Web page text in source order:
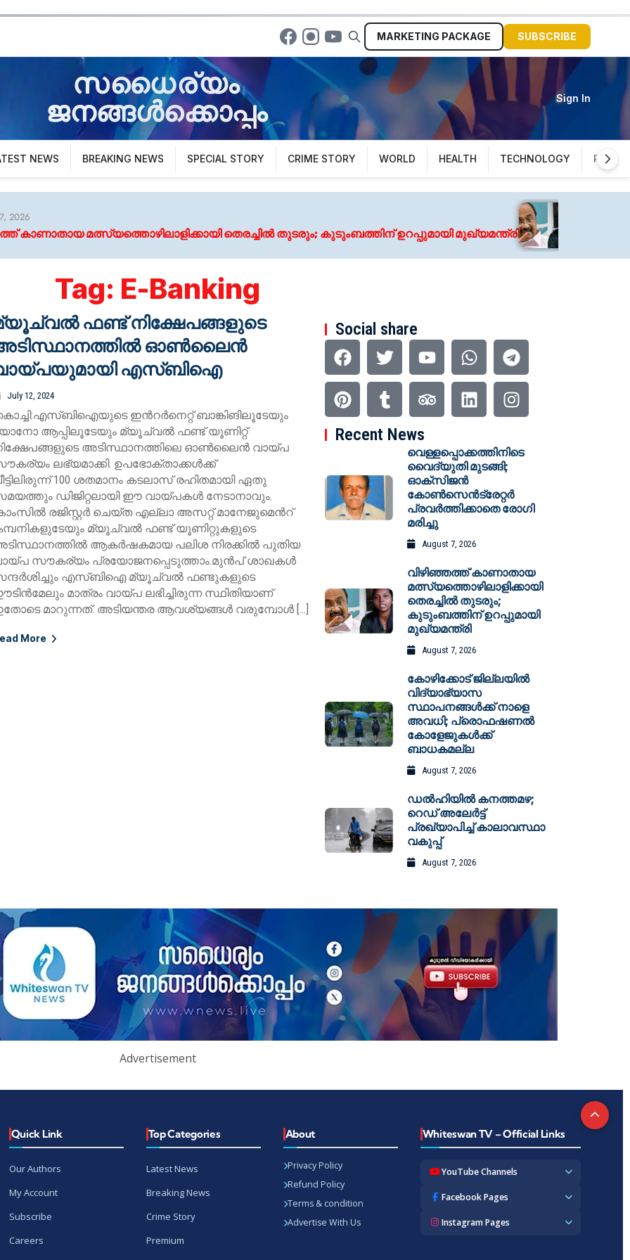
MARKETING PACKAGE SUBSCRIBE
സധൈര്യം
ജനങ്ങൾക്കൊപ്പം
Sign In
NEWS BREAKING NEWS SPECIAL STORY CRIME STORY WORLD HEALTH TECHNOLOGY
മത്സ്യത്തൊഴിലാളിക്കായി തെരച്ചിൽ തുടരും; കുടുംബത്തിന് ഉറപ്പുമായി മുഖ്യമന്ത്രി
August 7, 2026
കോഴിക്കോട്
Tag: E-Banking
ഫണ്ട് നിക്ഷേപങ്ങളുടെ
ഓണ്‍ലൈന്‍
എസ്ബിഐ
July 12, 2024
ഇന്‍റര്‍നെറ്റ് ബാങ്കിങിലൂടേയും
ആപ്പിലൂടേയും മ്യൂച്വല്‍ ഫണ്ട് യൂണിറ്റ്
അടിസ്ഥാനത്തിലെ ഓണ്‍ലൈന്‍ വായ്പ
ലഭ്യമാക്കി. ഉപഭോക്താക്കള്‍ക്ക്
100 ശതമാനം കടലാസ് രഹിതമായി ഏതു
ഡിജിറ്റലായി ഈ വായ്പകള്‍ നേടാനാവും.
രജിസ്റ്റര്‍ ചെയ്ത എല്ലാ അസറ്റ് മാനേജുമെന്‍റ്
മ്യൂച്വല്‍ ഫണ്ട് യൂണിറ്റുകളുടെ
ആകര്‍ഷകമായ പലിശ നിരക്കില്‍ പുതിയ
സൗകര്യം പ്രയോജനപ്പെടുത്താം.മുന്‍പ് ശാഖകള്‍
എസ്ബിഐ മ്യൂച്വല്‍ ഫണ്ടുകളുടെ
മാത്രം വായ്പ ലഭിച്ചിരുന്ന സ്ഥിതിയാണ്
മാറുന്നത്. അടിയന്തര ആവശ്യങ്ങള്‍ വരുമ്പോള്‍ […]
More
Social share
Recent News
വെള്ളപ്പൊക്കത്തിനിടെ
വൈദ്യുതി മുടങ്ങി;
ഓക്സിജൻ
കോൺസെൻട്രേറ്റർ
പ്രവർത്തിക്കാതെ രോഗി
മരിച്ചു
August 7, 2026
വിഴിഞ്ഞത്ത് കാണാതായ
മത്സ്യത്തൊഴിലാളിക്കായി
തെരച്ചിൽ തുടരും;
കുടുംബത്തിന് ഉറപ്പുമായി
മുഖ്യമന്ത്രി
August 7, 2026
കോഴിക്കോട് ജില്ലയിൽ
വിദ്യാഭ്യാസ
സ്ഥാപനങ്ങൾക്ക് നാളെ
അവധി; പ്രൊഫഷണൽ
കോളേജുകൾക്ക്
ബാധകമല്ല
August 7, 2026
ഡല്‍ഹിയില്‍ കനത്തമഴ;
റെഡ് അലേര്‍ട്ട്
പ്രഖ്യാപിച്ച് കാലാവസ്ഥാ
വകുപ്പ്
August 7, 2026
Advertisement
Quick Link
Our Authors
My Account
Subscribe
Careers
Top Categories
Latest News
Breaking News
Crime Story
Premium
About
Privacy Policy
Refund Policy
Terms & condition
Advertise With Us
Whiteswan TV – Official Links
YouTube Channels
Whiteswan TV News
Whiteswan Kerala
Facebook Pages
Whiteswan TV News
Instagram Pages